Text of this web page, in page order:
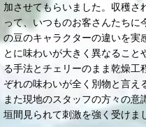
加させてもらいました。収穫さ
って、いつものお客さんたちに
の豆のキャラクターの違いを実
とに味わいが大きく異なるこ
る手法とチェリーのまま乾燥工
ぞれの味わいが全く別物と言え
また現地のスタッフの方々の
垣間見られて刺激を強く受けま